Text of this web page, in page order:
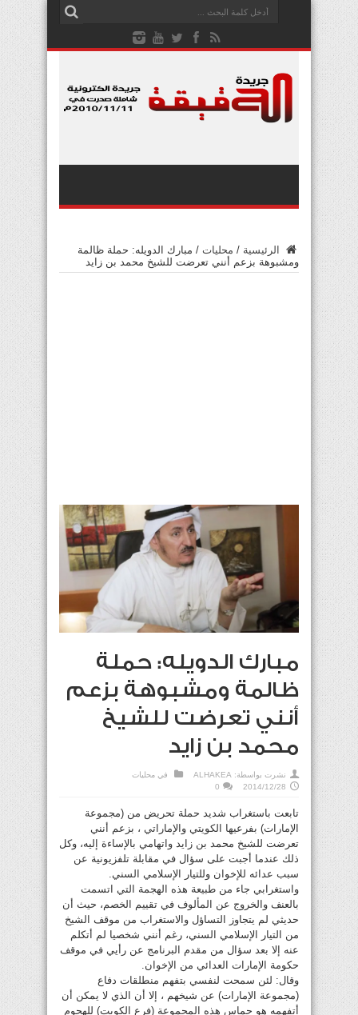
الرئيسية / محليات / مبارك الدويله: حملة ظالمة
ومشبوهة بزعم أنني تعرضت للشيخ محمد بن زايد
مبارك الدويله: حملة
ظالمة ومشبوهة بزعم
أنني تعرضت للشيخ
محمد بن زايد
نشرت بواسطة: ALHAKEA في محليات
2014/12/28
0
تابعت باستغراب شديد حملة تحريض من (مجموعة
الإمارات) بفرعيها الكويتي والإماراتي ، بزعم أنني
تعرضت للشيخ محمد بن زايد واتهامي بالإساءة إليه، وكل
ذلك عندما أجبت على سؤال في مقابلة تلفزيونية عن
سبب عدائه للإخوان وللتيار الإسلامي السني.
واستغرابي جاء من طبيعة هذه الهجمة التي اتسمت
بالعنف والخروج عن المألوف في تقييم الخصم، حيث أن
حديثي لم يتجاوز التساؤل والاستغراب من موقف الشيخ
من التيار الإسلامي السني، رغم أنني شخصيا لم أتكلم
عنه إلا بعد سؤال من مقدم البرنامج عن رأيي في موقف
حكومة الإمارات العدائي من الإخوان.
وقال: لئن سمحت لنفسي بتفهم منطلقات دفاع
(مجموعة الإمارات) عن شيخهم ، إلا أن الذي لا يمكن أن
أتفهمه هو حماس هذه المجموعة (فرع الكويت) للهجوم